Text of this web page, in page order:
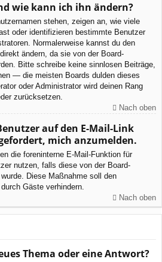
wie kann ich ihn ändern?
stehen, zeigen an, wie viele
oder identifizieren bestimmte Benutzer
Normalerweise kannst du den
ändern, da sie von der Board-
Bitte schreibe keine sinnlosen Beiträge,
— die meisten Boards dulden dieses
oder Administrator wird deinen Rang
zurücksetzen.
Nach oben
auf den E-Mail-Link
mich anzumelden.
die foreninterne E-Mail-Funktion für
nutzen, falls diese von der Board-
Diese Maßnahme soll den
Gäste verhindern.
Nach oben
Thema oder eine Antwort?